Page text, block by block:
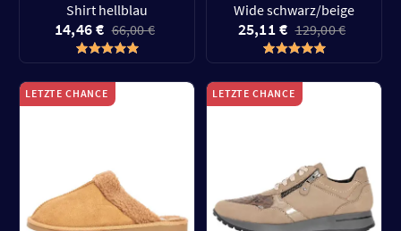
Shirt hellblau
14,46 € 66,00 €
Wide schwarz/beige
25,11 € 129,00 €
LETZTE CHANCE LETZTE CHANCE